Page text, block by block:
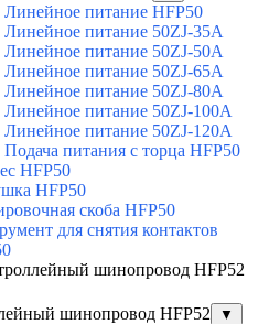
Линейное питание HFP50
Линейное питание 50ZJ-35A
Линейное питание 50ZJ-50A
Линейное питание 50ZJ-65A
Линейное питание 50ZJ-80A
Линейное питание 50ZJ-100A
Линейное питание 50ZJ-120A
Подача питания с торца HFP50
HFP50
HFP50
скоба HFP50
для снятия контактов
шинопровод HFP52
шинопровод HFP52 ▼